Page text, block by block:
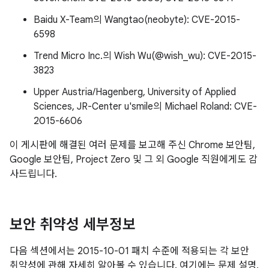
Baidu X-Team의 Wangtao(neobyte): CVE-2015-
6598
Trend Micro Inc.의 Wish Wu(@wish_wu): CVE-2015-
3823
Upper Austria/Hagenberg, University of Applied
Sciences, JR-Center u'smile의 Michael Roland: CVE-
2015-6606
이 게시판에 해결된 여러 문제를 보고해 주신 Chrome 보안팀,
Google 보안팀, Project Zero 및 그 외 Google 직원에게도 감
사드립니다.
보안 취약성 세부정보
다음 섹션에서는 2015-10-01 패치 수준에 적용되는 각 보안
취약성에 관해 자세히 알아볼 수 있습니다. 여기에는 문제 설명,